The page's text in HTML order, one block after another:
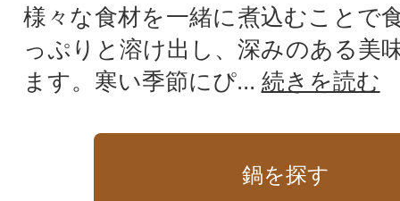
様々な食材を一緒に煮込むことで
っぷりと溶け出し、深みのある美
ます。寒い季節にぴ... 続きを読む
鍋を探す